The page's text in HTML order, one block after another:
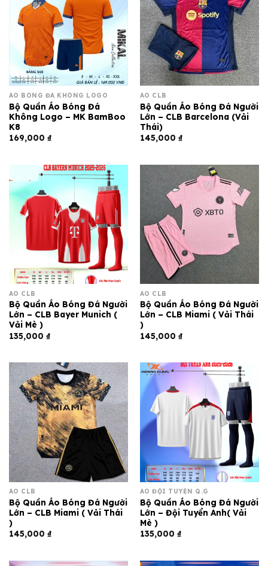
ÁO BÓNG ĐÁ KHÔNG LOGO
Bộ Quần Áo Bóng Đá
Không Logo – MK BamBoo
K8
169,000 ₫
ÁO CLB
Bộ Quần Áo Bóng Đá Người
Lớn – CLB Barcelona (Vải
Thái)
145,000 ₫
ÁO CLB
Bộ Quần Áo Bóng Đá Người
Lớn – CLB Bayer Munich (
Vải Mè )
135,000 ₫
ÁO CLB
Bộ Quần Áo Bóng Đá Người
Lớn – CLB Miami ( Vải Thái
)
145,000 ₫
ÁO CLB
Bộ Quần Áo Bóng Đá Người
Lớn – CLB Miami ( Vải Thái
)
145,000 ₫
ÁO ĐỘI TUYỂN Q.G
Bộ Quần Áo Bóng Đá Người
Lớn – Đội Tuyển Anh( Vải
Mè )
135,000 ₫